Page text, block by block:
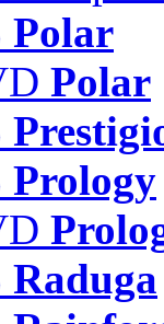
Polar
Polar
Prology
Raduga